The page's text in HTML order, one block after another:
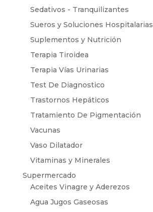
Sedativos - Tranquilizantes
Sueros y Soluciones Hospitalarias
Suplementos y Nutrición
Terapia Tiroidea
Terapia Vías Urinarias
Test De Diagnostico
Trastornos Hepáticos
Tratamiento De Pigmentación
Vacunas
Vaso Dilatador
Vitaminas y Minerales
Supermercado
Aceites Vinagre y Aderezos
Agua Jugos Gaseosas